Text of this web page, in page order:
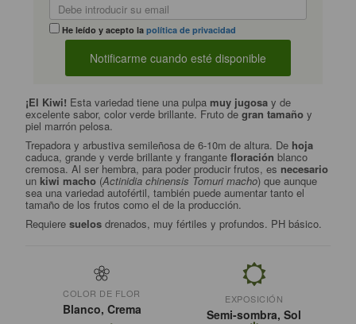
He leído y acepto lapolítica de privacidad
¡El Kiwi! Esta variedad tiene una pulpamuy jugosa y de
excelente sabor, color verde brillante. Fruto degran tamaño y
piel marrón pelosa.
Trepadora y arbustiva semileñosa de 6-10m de altura. De hoja
caduca, grande y verde brillante y frangantefloración blanco
cremosa. Al ser hembra, para poder producir frutos, es necesario
unkiwi macho (Actinidia chinensis Tomuri macho) que aunque
sea una variedad autofértil, también puede aumentar tanto el
tamaño de los frutos como el de la producción.
Requieresuelosdrenados, muy fértiles y profundos. PH básico.
COLOR DE FLOR
Blanco, Crema
EXPOSICIÓN
Semi-sombra, Sol